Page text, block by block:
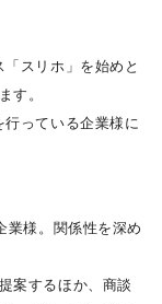
スリホ」を始めと
す。
っている企業様に
様。関係性を深め
案するほか、商談